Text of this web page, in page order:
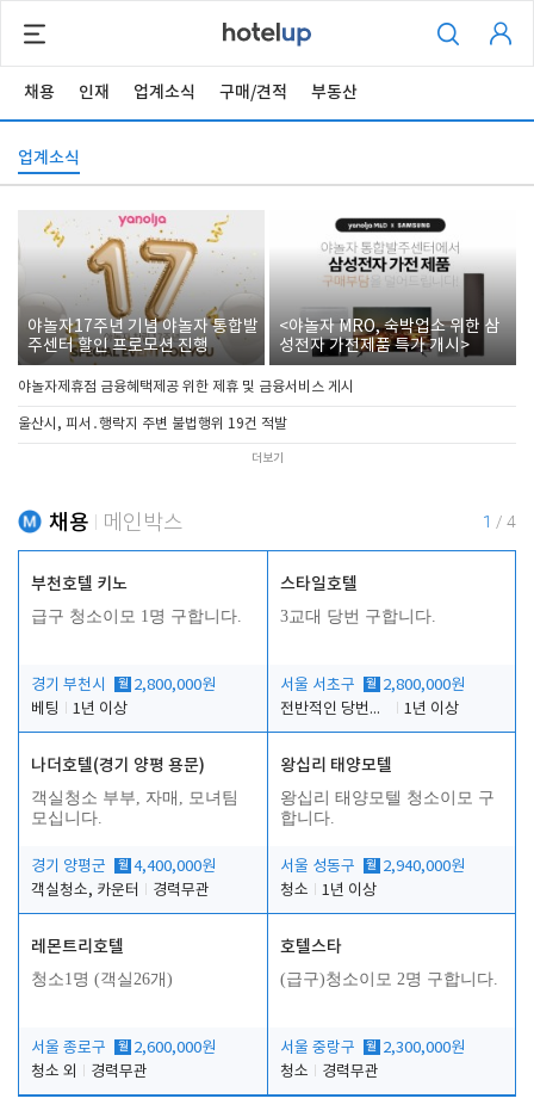
채용 인재 업계소식 구매/견적 부동산
업계소식
야놀자17주년 기념 야놀자 통합발
주센터 할인 프로모션 진행
<야놀자 MRO, 숙박업소 위한 삼
성전자 가전제품 특가 개시>
야놀자제휴점 금융혜택제공 위한 제휴 및 금융서비스 게시
울산시, 피서․행락지 주변 불법행위 19건 적발
더보기
채용 메인박스 1 / 4
부천호텔 키노
급구 청소이모 1명 구합니다.
경기 부천시 월 2,800,000원
베팅
1년 이상
스타일호텔
3교대 당번 구합니다.
서울 서초구 월 2,800,000원
전반적인 당번업무
1년 이상
나더호텔(경기 양평 용문)
객실청소 부부, 자매, 모녀팀
모십니다.
경기 양평군 월 4,400,000원
객실청소, 카운터
경력무관
왕십리 태양모텔
왕십리 태양모텔 청소이모 구
합니다.
서울 성동구 월 2,940,000원
청소
1년 이상
레몬트리호텔
청소1명 (객실26개)
서울 종로구 월 2,600,000원
청소 외
경력무관
호텔스타
(급구)청소이모 2명 구합니다.
서울 중랑구 월 2,300,000원
청소
경력무관